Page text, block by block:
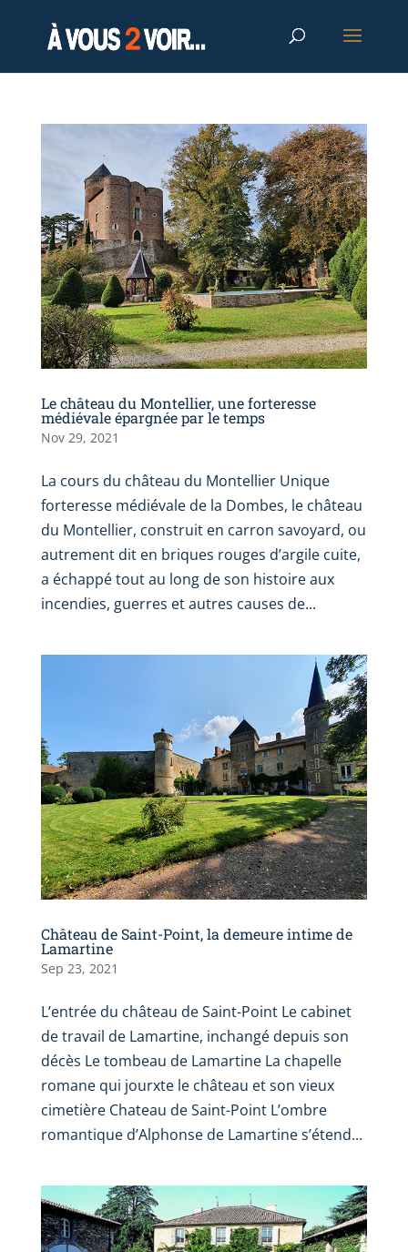
Le château du Montellier, une forteresse
médiévale épargnée par le temps
Nov 29, 2021
La cours du château du Montellier Unique
forteresse médiévale de la Dombes, le château
du Montellier, construit en carron savoyard, ou
autrement dit en briques rouges d’argile cuite,
a échappé tout au long de son histoire aux
incendies, guerres et autres causes de...
Château de Saint-Point, la demeure intime de
Lamartine
Sep 23, 2021
L’entrée du château de Saint-Point Le cabinet
de travail de Lamartine, inchangé depuis son
décès Le tombeau de Lamartine La chapelle
romane qui jourxte le château et son vieux
cimetière Chateau de Saint-Point L’ombre
romantique d’Alphonse de Lamartine s’étend...